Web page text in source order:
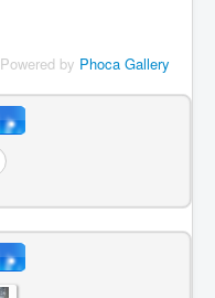
Powered by Phoca Gallery